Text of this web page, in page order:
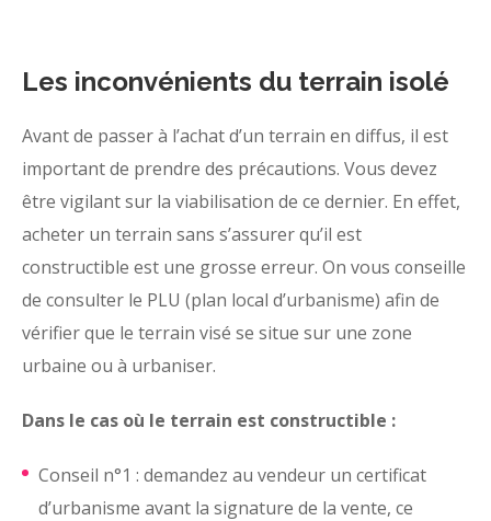
Les inconvénients du terrain isolé
Avant de passer à l’achat d’un terrain en diffus, il est
important de prendre des précautions. Vous devez
être vigilant sur la viabilisation de ce dernier. En effet,
acheter un terrain sans s’assurer qu’il est
constructible est une grosse erreur. On vous conseille
de consulter le PLU (plan local d’urbanisme) afin de
vérifier que le terrain visé se situe sur une zone
urbaine ou à urbaniser.
Dans le cas où le terrain est constructible :
Conseil n°1 : demandez au vendeur un certificat
d’urbanisme avant la signature de la vente, ce